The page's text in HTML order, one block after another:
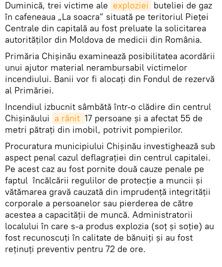
Duminică, trei victime ale exploziei buteliei de gaz
în cafeneaua „La soacra” situată pe teritoriul Pieţei
Centrale din capitală au fost preluate la solicitarea
autorităţilor din Moldova de medicii din România.
Primăria Chişinău examinează posibilitatea acordării
unui ajutor material nerambursabil victimelor
incendiului. Banii vor fi alocaţi din Fondul de rezervă
al Primăriei.
Incendiul izbucnit sâmbătă într-o clădire din centrul
Chişinăului a rănit 17 persoane și a afectat 55 de
metri pătraţi din imobil, potrivit pompierilor.
Procuratura municipiului Chişinău investighează sub
aspect penal cazul deflagrației din centrul capitalei.
Pe acest caz au fost pornite două cauze penale pe
faptul încălcării regulilor de protecție a muncii și
vătămarea gravă cauzată din imprudență integrității
corporale a persoanelor sau pierderea de către
acestea a capacității de muncă. Administratorii
localului în care s-a produs explozia (soț și soție) au
fost recunoscuți în calitate de bănuiți și au fost
reținuți preventiv pentru 72 de ore.